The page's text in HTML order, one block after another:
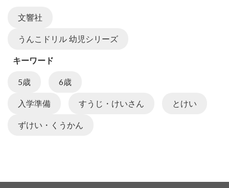
文響社
うんこドリル 幼児シリーズ
キーワード
5歳 6歳
入学準備 すうじ・けいさん とけい
ずけい・くうかん